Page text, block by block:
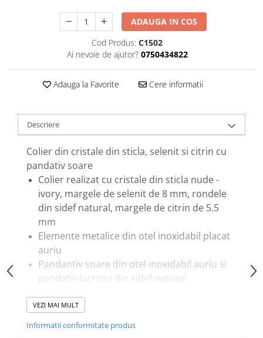
ADAUGA IN COS
Cod Produs: C1502
Ai nevoie de ajutor? 0750434822
Adauga la Favorite Cere informatii
Descriere
Colier din cristale din sticla, selenit si citrin cu
pandativ soare
Colier realizat cu cristale din sticla nude -
ivory, margele de selenit de 8 mm, rondele
din sidef natural, margele de citrin de 5.5
mm
Elemente metalice din otel inoxidabil placat
auriu
Pandantiv soare din otel inoxidabil auriu si
pandativ lacrima din sidef natural
Sistem de inchidere cu inchizatoare lobster
Ambalare : saculet satin / organza
VEZI MAI MULT
Informatii conformitate produs